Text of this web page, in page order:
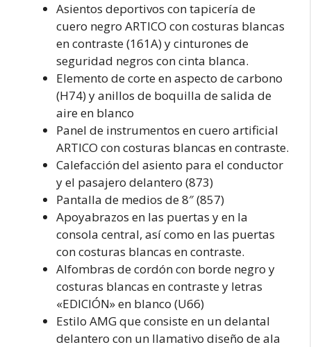
Asientos deportivos con tapicería de
cuero negro ARTICO con costuras blancas
en contraste (161A) y cinturones de
seguridad negros con cinta blanca.
Elemento de corte en aspecto de carbono
(H74) y anillos de boquilla de salida de
aire en blanco
Panel de instrumentos en cuero artificial
ARTICO con costuras blancas en contraste.
Calefacción del asiento para el conductor
y el pasajero delantero (873)
Pantalla de medios de 8″ (857)
Apoyabrazos en las puertas y en la
consola central, así como en las puertas
con costuras blancas en contraste.
Alfombras de cordón con borde negro y
costuras blancas en contraste y letras
«EDICIÓN» en blanco (U66)
Estilo AMG que consiste en un delantal
delantero con un llamativo diseño de ala